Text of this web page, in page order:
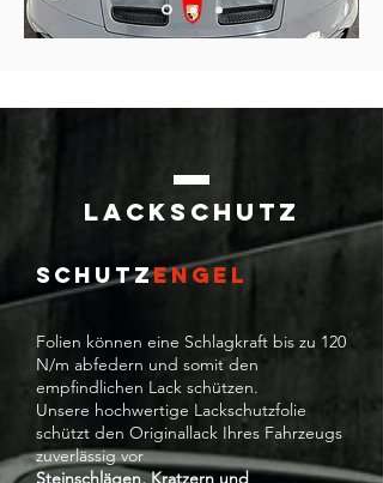
Lackschutz
SCHUTZENGEL
Folien können eine Schlagkraft bis zu 120
N/m abfedern und somit den
empfindlichen Lack schützen.
Unsere hochwertige Lackschutzfolie
schützt den Originallack Ihres Fahrzeugs
zuverlässig vor
Steinschlägen, Kratzern und